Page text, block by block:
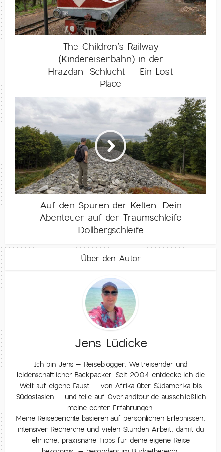
The Children’s Railway
(Kindereisenbahn) in der
Hrazdan-Schlucht – Ein Lost
Place
Auf den Spuren der Kelten: Dein
Abenteuer auf der Traumschleife
Dollbergschleife
Über den Autor
Jens Lüdicke
Ich bin Jens – Reiseblogger, Weltreisender und
leidenschaftlicher Backpacker. Seit 2004 entdecke ich die
Welt auf eigene Faust – von Afrika über Südamerika bis
Südostasien – und teile auf Overlandtour.de ausschließlich
meine echten Erfahrungen.
Meine Reiseberichte basieren auf persönlichen Erlebnissen,
intensiver Recherche und vielen Stunden Arbeit, damit du
ehrliche, praxisnahe Tipps für deine eigene Reise